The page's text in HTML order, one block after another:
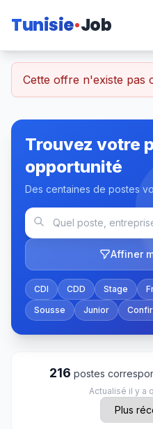
Tunisie Job
Cette offre n'existe pas
Trouvez votre
opportunité
Des centaines de postes
Affiner
CDI CDD Stage
Sousse
Junior
216 postes
Actualisé il y a